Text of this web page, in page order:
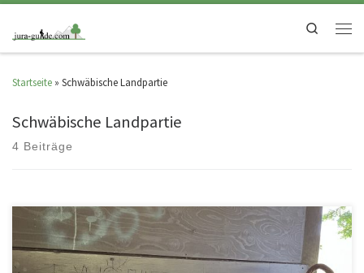
Search
Startseite » Schwäbische Landpartie
Schwäbische Landpartie
4 Beiträge